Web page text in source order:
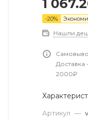
1
-20%
Нашли
Доставка
2000₽
Артикул —